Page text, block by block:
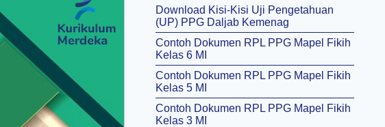
Download Kisi-Kisi Uji Pengetahuan
(UP) PPG Daljab Kemenag
Contoh Dokumen RPL PPG Mapel Fikih
Kelas 6 MI
Contoh Dokumen RPL PPG Mapel Fikih
Kelas 5 MI
Contoh Dokumen RPL PPG Mapel Fikih
Kelas 3 MI